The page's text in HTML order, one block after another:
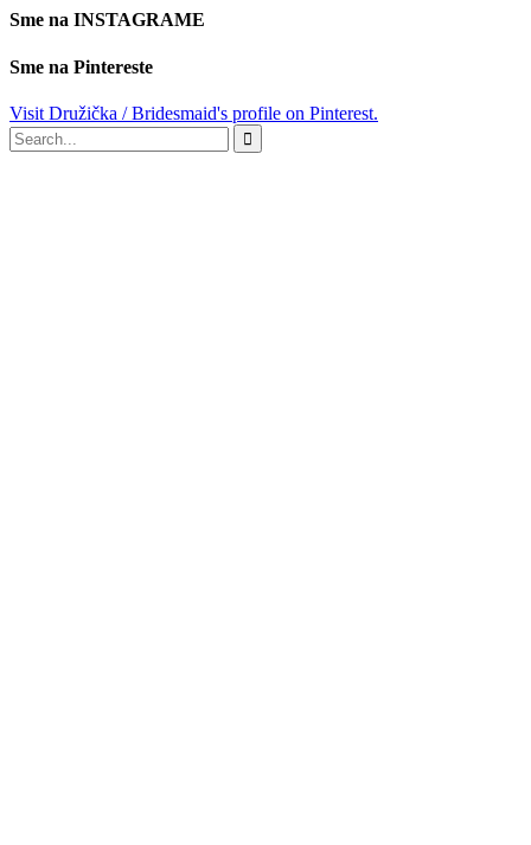
Sme na INSTAGRAME
Sme na Pintereste
Visit Družička / Bridesmaid's profile on Pinterest.
